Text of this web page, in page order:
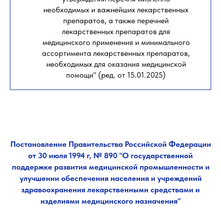
необходимых и важнейших лекарственных
препаратов, а также перечней
лекарственных препаратов для
медицинского применения и минимального
ассортимента лекарственных препаратов,
необходимых для оказания медицинской
помощи" (ред. от 15.01.2025)
Постановление Правительства Российской Федерации
от 30 июля 1994 г, № 890 "О государственной
поддержке развития медицинской промышленности и
улучшении обеспечения населения и учреждений
здравоохранения лекарственными средствами и
изделиями медицинского назначения"